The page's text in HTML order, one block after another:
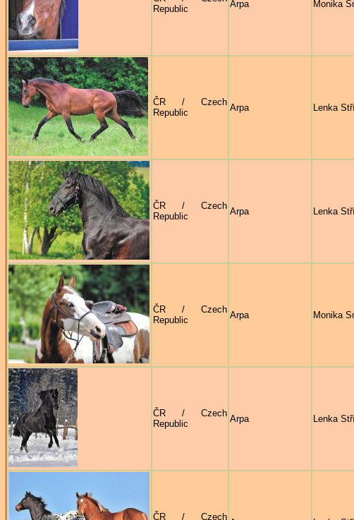
Republic
Arpa Monika
ČR / Czech
Republic
Arpa Lenka
ČR / Czech
Republic
Arpa Lenka
ČR / Czech
Republic
Arpa Monika
ČR / Czech
Republic
Arpa Lenka
ČR / Czech